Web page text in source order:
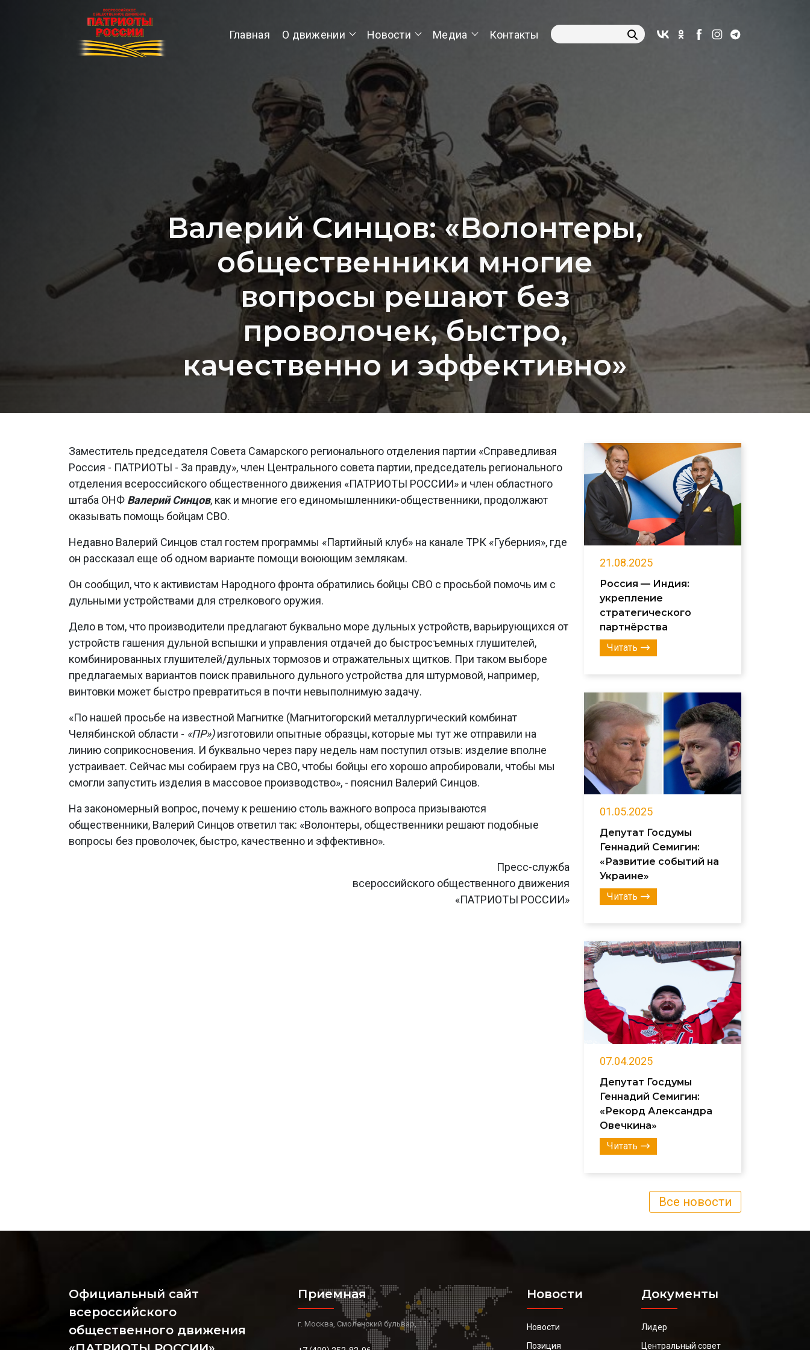
Главная О движении Новости Медиа Контакты
Валерий Синцов: «Волонтеры,
общественники многие
вопросы решают без
проволочек, быстро,
качественно и эффективно»
Заместитель председателя Совета Самарского регионального отделения партии «Справедливая
Россия - ПАТРИОТЫ - За правду», член Центрального совета партии, председатель регионального
отделения всероссийского общественного движения «ПАТРИОТЫ РОССИИ» и член областного
штаба ОНФ Валерий Синцов, как и многие его единомышленники-общественники, продолжают
оказывать помощь бойцам СВО.
Недавно Валерий Синцов стал гостем программы «Партийный клуб» на канале ТРК «Губерния», где
он рассказал еще об одном варианте помощи воюющим землякам.
Он сообщил, что к активистам Народного фронта обратились бойцы СВО с просьбой помочь им с
дульными устройствами для стрелкового оружия.
Дело в том, что производители предлагают буквально море дульных устройств, варьирующихся от
устройств гашения дульной вспышки и управления отдачей до быстросъемных глушителей,
комбинированных глушителей/дульных тормозов и отражательных щитков. При таком выборе
предлагаемых вариантов поиск правильного дульного устройства для штурмовой, например,
винтовки может быстро превратиться в почти невыполнимую задачу.
«По нашей просьбе на известной Магнитке (Магнитогорский металлургический комбинат
Челябинской области - «ПР»)изготовили опытные образцы, которые мы тут же отправили на
линию соприкосновения. И буквально через пару недель нам поступил отзыв: изделие вполне
устраивает. Сейчас мы собираем груз на СВО, чтобы бойцы его хорошо апробировали, чтобы мы
смогли запустить изделия в массовое производство», - пояснил Валерий Синцов.
На закономерный вопрос, почему к решению столь важного вопроса призываются
общественники, Валерий Синцов ответил так: «Волонтеры, общественники решают подобные
вопросы без проволочек, быстро, качественно и эффективно».
Пресс-служба
всероссийского общественного движения
«ПАТРИОТЫ РОССИИ»
21.08.2025
Россия — Индия:
укрепление
стратегического
партнёрства
Читать
01.05.2025
Депутат Госдумы
Геннадий Семигин:
«Развитие событий на
Украине»
Читать
07.04.2025
Депутат Госдумы
Геннадий Семигин:
«Рекорд Александра
Овечкина»
Читать
Все новости
Официальный сайт
всероссийского
общественного движения
Приемная
г. Москва, Смоленский бульвар, 11
Новости
Новости
Позиция
Документы
Лидер
Центральный совет